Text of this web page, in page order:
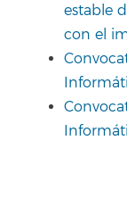
estable
con el